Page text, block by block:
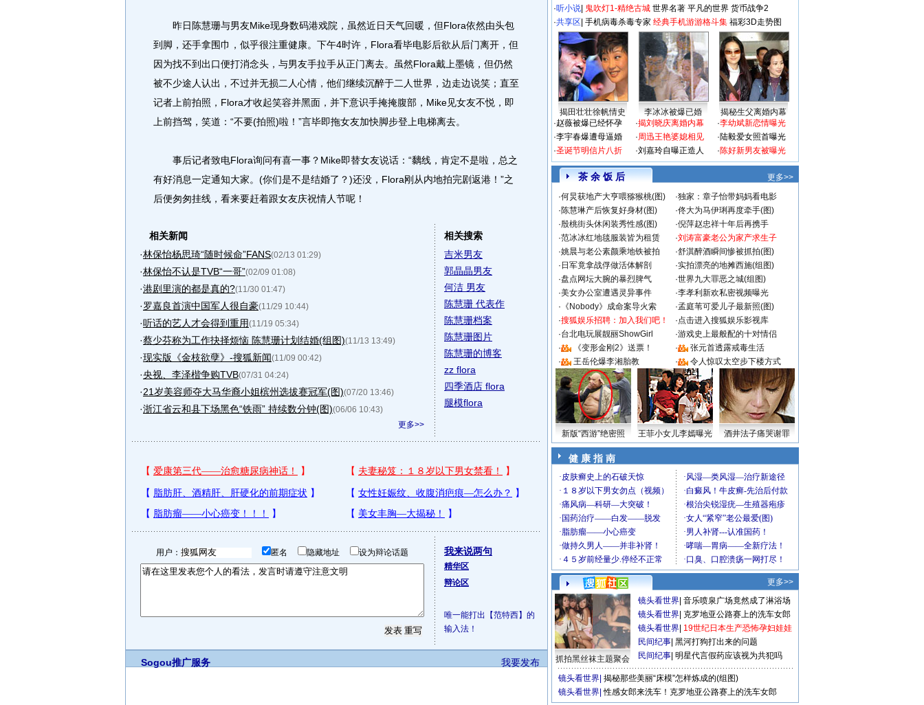
昨日陈慧珊与男友Mike现身数码港戏院，虽然近日天气回暖，但Flora依然由头包
到脚，还手拿围巾，似乎很注重健康。下午4时许，Flora看毕电影后欲从后门离开，但
因为找不到出口便打消念头，与男友手拉手从正门离去。虽然Flora戴上墨镜，但仍然
被不少途人认出，不过并无损二人心情，他们继续沉醉于二人世界，边走边说笑；直至
记者上前拍照，Flora才收起笑容并黑面，并下意识手掩掩腹部，Mike见女友不悦，即
上前挡驾，笑道：“不要(拍照)啦！”言毕即拖女友加快脚步登上电梯离去。
事后记者致电Flora询问有喜一事？Mike即替女友说话：“黐线，肯定不是啦，总之
有好消息一定通知大家。(你们是不是结婚了？)还没，Flora刚从内地拍完剧返港！”之
后便匆匆挂线，看来要赶着跟女友庆祝情人节呢！
相关新闻
·林保怡杨思琦“随时候命”FANS(02/13 01:29)
·林保怡不认是TVB“一哥”(02/09 01:08)
·港剧里演的都是真的?(11/30 01:47)
·罗嘉良首演中国军人很自豪(11/29 10:44)
·听话的艺人才会得到重用(11/19 05:34)
·蔡少芬称为工作抉择烦恼 陈慧珊计划结婚(组图)(11/13 13:49)
·现实版《金枝欲孽》-搜狐新闻(11/09 00:42)
·央视、李泽楷争购TVB(07/31 04:24)
·21岁美容师夺大马华裔小姐槟州选拔赛冠军(图)(07/20 13:46)
·浙江省云和县下场黑色“铁雨” 持续数分钟(图)(06/06 10:43)
更多>>
相关搜索
吉米男友
郭晶晶男友
何洁 男友
陈慧珊 代表作
陈慧珊档案
陈慧珊图片
陈慧珊的博客
zz flora
四季酒店 flora
腿模flora
用户： 匿名 隐藏地址 设为辩论话题 我来说两句
精华区
辩论区
唯一能打出【范特西】的
输入法！
我要发布
Sogou推广服务
·听小说 鬼吹灯1-精绝古城 世界名著 平凡的世界 货币战争2
·共享区 手机病毒杀毒专家 经典手机游游格斗集 福彩3D走势图
揭田壮壮徐帆情史 李冰冰被爆已婚
揭秘生父离婚内幕
·赵薇被爆已经怀孕
·李宇春爆遭母逼婚
·圣诞节明信片八折
·揭刘晓庆离婚内幕
·周迅王艳婆媳相见
·刘嘉玲自曝正造人
·李幼斌新恋情曝光
·陆毅爱女照首曝光
·陈好新男友被曝光
茶 余 饭 后
更多>>
·何炅获地产大亨喂猕猴桃(图) ·独家：章子怡带妈妈看电影
·陈慧琳产后恢复好身材(图) ·佟大为马伊琍再度牵手(图)
·殷桃街头休闲装秀性感(图) ·倪萍赵忠祥十年后再携手
·范冰冰红地毯服装皆为租赁 ·刘涛富豪老公为家产求生子
·姚晨与老公素颜乘地铁被拍 ·舒淇醉酒瞬间惨被抓拍(图)
· 日军竟拿战俘做活体解剖 ·实拍漂亮的地摊西施(组图)
·盘点网坛大腕的暴烈脾气 ·世界九大罪恶之城(组图)
·美女办公室遭遇灵异事件 ·李孝利新欢私密视频曝光
· 《Nobody》成命案导火索 ·孟庭苇可爱儿子最新照(图)
·搜狐娱乐招聘：加入我们吧！ ·点击进入搜狐娱乐影视库
·台北电玩展靓丽ShowGirl ·游戏史上最般配的十对情侣
·
《变形金刚2》送票！ ·
张元首透露戒毒生活
·
王岳伦爆李湘胎教 · 令人惊叹太空步下楼方式
新版“西游”绝密照 王菲小女儿李嫣曝光 酒井法子痛哭谢罪
健 康 指 南
更多>>
抓拍黑丝袜主题聚会
镜头看世界 音乐喷泉广场竟然成了淋浴场
镜头看世界 克罗地亚公路赛上的洗车女郎
镜头看世界 19世纪日本生产恐怖孕妇娃娃
民间纪事 黑河打狗打出来的问题
民间纪事 明星代言假药应该视为共犯吗
镜头看世界 揭秘那些美丽“床模”怎样炼成的(组图)
镜头看世界 性感女郎来洗车！克罗地亚公路赛上的洗车女郎